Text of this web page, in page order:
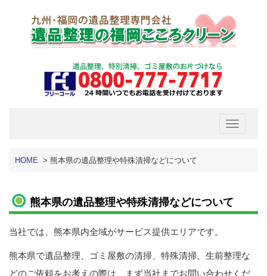
Toggle
HOME > 熊本県の遺品整理や特殊清掃などについて
熊本県の遺品整理や特殊清掃などについて
当社では、熊本県内全域がサービス提供エリアです。
熊本県で遺品整理、ゴミ屋敷の清掃、特殊清掃、生前整理な
どのご依頼をお考えの際は、まず当社までお問い合わせくだ